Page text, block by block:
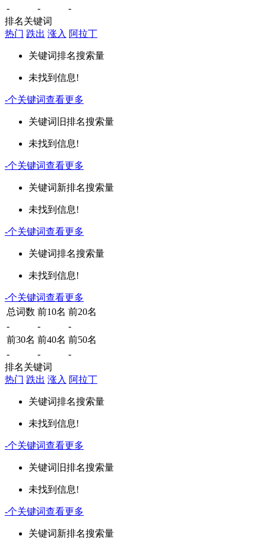
- -
-
排名关键词
热门 跌出 涨入 阿拉丁
关键词排名搜索量
未找到信息!
-个关键词查看更多
关键词 旧排名搜索量
未找到信息!
-个关键词查看更多
关键词新排名搜索量
未找到信息!
-个关键词查看更多
关键词排名搜索量
未找到信息!
-个关键词查看更多
总词数 前10名 前20名
-
-
-
前30名 前40名 前50名
-
-
-
排名关键词
热门 跌出 涨入 阿拉丁
关键词排名搜索量
未找到信息!
-个关键词查看更多
关键词 旧排名搜索量
未找到信息!
-个关键词查看更多
关键词新排名搜索量